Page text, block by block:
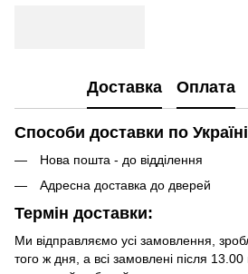
Доставка Оплата
Способи доставки по
Нова пошта - до відділення
Адресна доставка до дверей
Термін доставки:
Ми відправляємо усі замовлення,
того ж дня, а всі замовлені після